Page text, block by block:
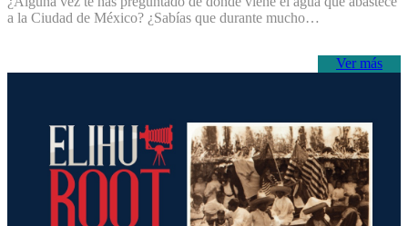
a la Ciudad de México? ¿Sabías que durante mucho…
Ver más